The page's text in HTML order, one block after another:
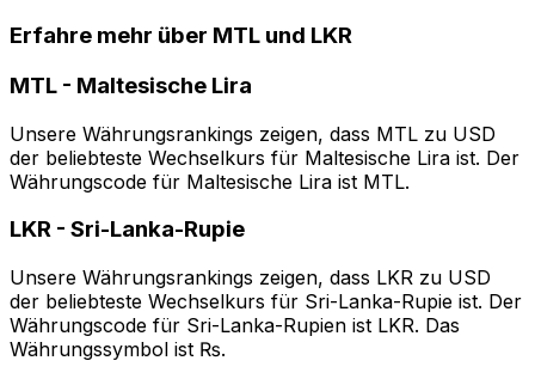
Erfahre mehr über MTL und LKR
MTL - Maltesische Lira
Unsere Währungsrankings zeigen, dass MTL zu USD
der beliebteste Wechselkurs für Maltesische Lira ist. Der
Währungscode für Maltesische Lira ist MTL.
LKR - Sri-Lanka-Rupie
Unsere Währungsrankings zeigen, dass LKR zu USD
der beliebteste Wechselkurs für Sri-Lanka-Rupie ist. Der
Währungscode für Sri-Lanka-Rupien ist LKR. Das
Währungssymbol ist ₨.